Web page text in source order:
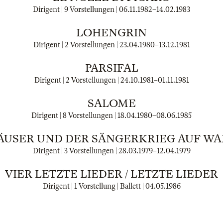
Dirigent | 9 Vorstellungen | 06.11.1982–14.02.1983
LOHENGRIN
Dirigent | 2 Vorstellungen | 23.04.1980–13.12.1981
PARSIFAL
Dirigent | 2 Vorstellungen | 24.10.1981–01.11.1981
SALOME
Dirigent | 8 Vorstellungen | 18.04.1980–08.06.1985
UND DER SÄNGERKRIEG AUF
Dirigent | 3 Vorstellungen | 28.03.1979–12.04.1979
VIER LETZTE LIEDER / LETZTE LIEDER
Dirigent | 1 Vorstellung | Ballett | 04.05.1986